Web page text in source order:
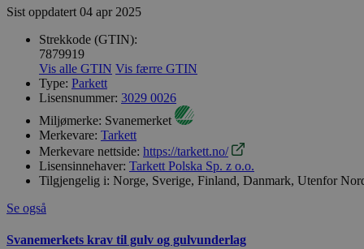
Sist oppdatert 04 apr 2025
Strekkode (GTIN):
7879919
Vis alle GTIN Vis færre GTIN
Type: Parkett
Lisensnummer: 3029 0026
Miljømerke: Svanemerket
Merkevare: Tarkett
Merkevare nettside: https://tarkett.no/
Lisensinnehaver: Tarkett Polska Sp. z o.o.
Tilgjengelig i: Norge, Sverige, Finland, Danmark, Utenfor
Se også
Svanemerkets krav til gulv og gulvunderlag